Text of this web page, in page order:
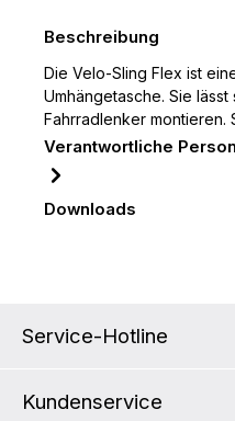
Beschreibung
Die Velo-Sling Flex ist
Umhängetasche. Sie lässt
Fahrradlenker montieren.
Verantwortliche
Downloads
Service-Hotline
Kundenservice